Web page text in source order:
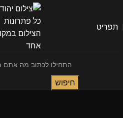
תפריט
חיפוש